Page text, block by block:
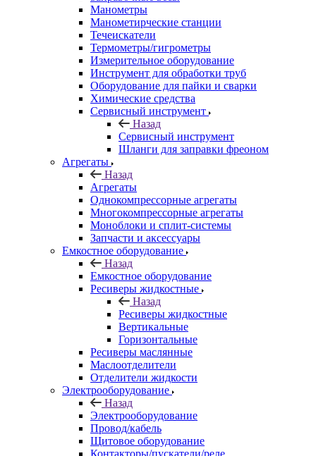
Манометры
Манометирческие станции
Течеискатели
Термометры/гигрометры
Измерительное оборудование
Инструмент для обработки труб
Оборудование для пайки и сварки
Химические средства
Сервисный инструмент
Назад
Сервисный инструмент
Шланги для заправки фреоном
Агрегаты
Назад
Агрегаты
Однокомпрессорные агрегаты
Многокомпрессорные агрегаты
Моноблоки и сплит-системы
Запчасти и аксессуары
Емкостное оборудование
Назад
Емкостное оборудование
Ресиверы жидкостные
Назад
Ресиверы жидкостные
Вертикальные
Горизонтальные
Ресиверы маслянные
Маслоотделители
Отделители жидкости
Электрооборудование
Назад
Электрооборудование
Провод/кабель
Щитовое оборудование
Контакторы/пускатели/реле